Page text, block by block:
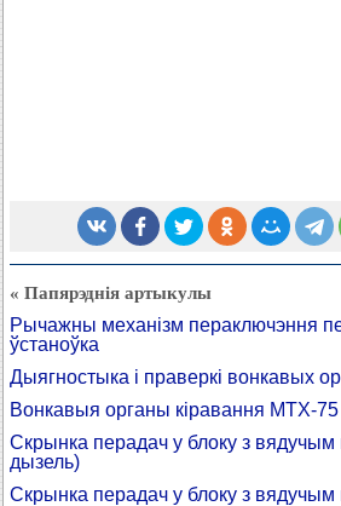
« Папярэднія артыкулы
Рычажны механізм пераключэння
ўстаноўка
Дыягностыка і праверкі вонкавых
Вонкавыя органы кіравання MTX-75
Скрынка перадач у блоку з
дызель)
Скрынка перадач у блоку з